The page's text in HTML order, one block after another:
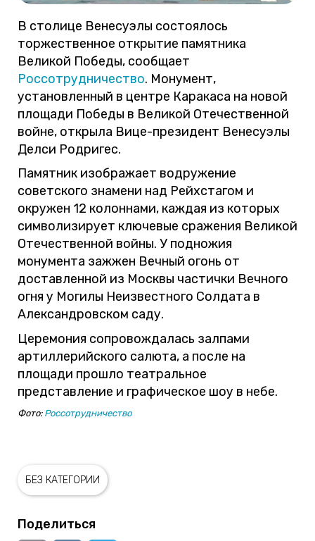
В столице Венесуэлы состоялось
торжественное открытие памятника
Великой Победы, сообщает
Россотрудничество. Монумент,
установленный в центре Каракаса на новой
площади Победы в Великой Отечественной
войне, открыла Вице-президент Венесуэлы
Делси Родригес.
Памятник изображает водружение
советского знамени над Рейхстагом и
окружен 12 колоннами, каждая из которых
символизирует ключевые сражения Великой
Отечественной войны. У подножия
монумента зажжен Вечный огонь от
доставленной из Москвы частички Вечного
огня у Могилы Неизвестного Солдата в
Александровском саду.
Церемония сопровождалась залпами
артиллерийского салюта, а после на
площади прошло театральное
представление и графическое шоу в небе.
Фото: Россотрудничество
БЕЗ КАТЕГОРИИ
Поделиться